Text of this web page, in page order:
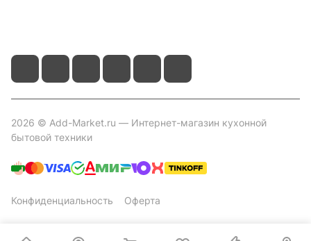
2026 © Add-Market.ru — Интернет-магазин кухонной
бытовой техники
Конфиденциальность Оферта